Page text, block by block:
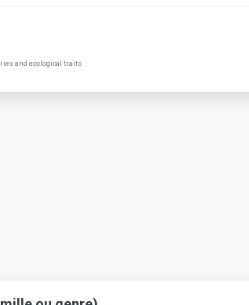
and ecological traits